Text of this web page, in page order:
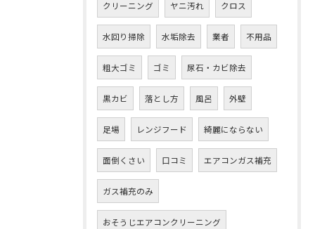
クリーニング ヤニ汚れ クロス
水回り掃除 水垢除去 業者 不用品
粗大ゴミ ゴミ 尿石・カビ除去
黒カビ 落とし方 風呂 外壁
足場 レンジフード 綺麗にならない
面倒くさい 口コミ エアコンガス補充
ガス補充のみ
おそうじエアコンクリーニング